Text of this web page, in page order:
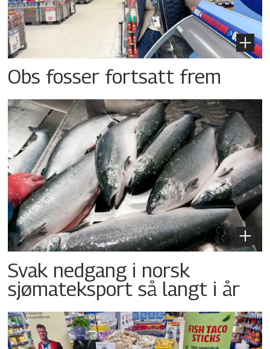
Obs fosser fortsatt frem
Svak nedgang i norsk
sjømateksport så langt i år